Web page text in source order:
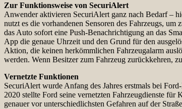
Zur Funktionsweise von SecuriAlert
Anwender aktivieren SecuriAlert ganz nach Bedarf –
nutzt es die vorhandenen Sensoren des Fahrzeugs,
das Auto sofort eine Push-Benachrichtigung an das
App die genaue Uhrzeit und den Grund für den
Aktion, die keinen herkömmlichen Fahrzeugalarm
werden. Wenn Besitzer zum Fahrzeug zurückkehren,
Vernetzte Funktionen
SecuriAlert wurde Anfang des Jahres erstmals bei
2020 stellte Ford seine vernetzten Fahrzeugdienste
genauer vor unterschiedlichsten Gefahren auf der